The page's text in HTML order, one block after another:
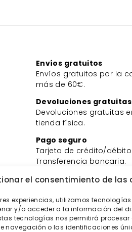
el consentimiento de las
experiencias, utilizamos
y/o acceder a la información del
tecnologías nos permitirá
navegación o las identificaciones
Envíos gratuitos
Envíos gratuitos por la
más de 60€.
Devoluciones gratuitas
Devoluciones gratuitas
tienda física.
Pago seguro
Tarjeta de crédito/débito.
Transferencia bancaria.